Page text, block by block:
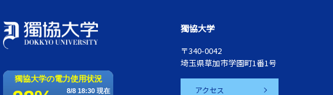
獨協大学
〒340-0042
埼玉県草加市学園町1番1号
アクセス